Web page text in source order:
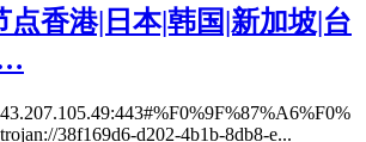
点香港|日本|韩国|新加坡|台
38f169d6-d202-4b1b-8db8-e...